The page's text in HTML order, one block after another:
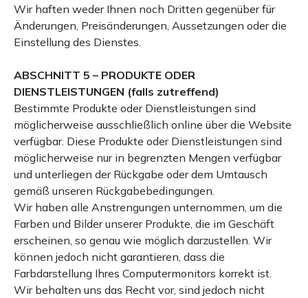
Wir haften weder Ihnen noch Dritten gegenüber für
Änderungen, Preisänderungen, Aussetzungen oder die
Einstellung des Dienstes.
ABSCHNITT 5 – PRODUKTE ODER
DIENSTLEISTUNGEN (falls zutreffend)
Bestimmte Produkte oder Dienstleistungen sind
möglicherweise ausschließlich online über die Website
verfügbar. Diese Produkte oder Dienstleistungen sind
möglicherweise nur in begrenzten Mengen verfügbar
und unterliegen der Rückgabe oder dem Umtausch
gemäß unseren Rückgabebedingungen.
Wir haben alle Anstrengungen unternommen, um die
Farben und Bilder unserer Produkte, die im Geschäft
erscheinen, so genau wie möglich darzustellen. Wir
können jedoch nicht garantieren, dass die
Farbdarstellung Ihres Computermonitors korrekt ist.
Wir behalten uns das Recht vor, sind jedoch nicht